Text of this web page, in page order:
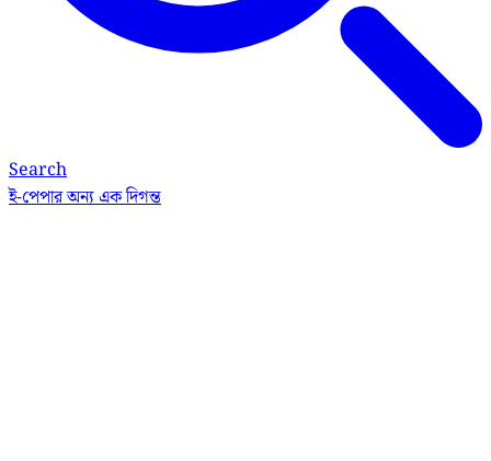
Search
ই-পেপারঅন্য এক দিগন্ত